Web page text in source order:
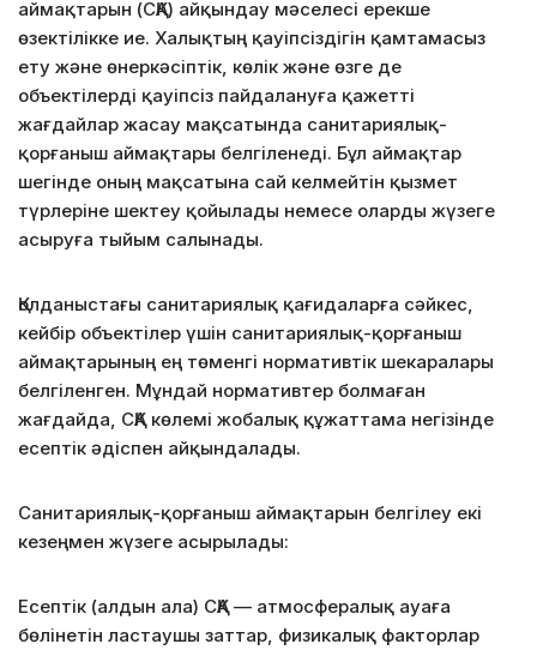
аймақтарын (СҚА) айқындау мәселесі ерекше
өзектілікке ие. Халықтың қауіпсіздігін қамтамасыз
ету және өнеркәсіптік, көлік және өзге де
объектілерді қауіпсіз пайдалануға қажетті
жағдайлар жасау мақсатында санитариялық-
қорғаныш аймақтары белгіленеді. Бұл аймақтар
шегінде оның мақсатына сай келмейтін қызмет
түрлеріне шектеу қойылады немесе оларды жүзеге
асыруға тыйым салынады.
Қолданыстағы санитариялық қағидаларға сәйкес,
кейбір объектілер үшін санитариялық-қорғаныш
аймақтарының ең төменгі нормативтік шекаралары
белгіленген. Мұндай нормативтер болмаған
жағдайда, СҚА көлемі жобалық құжаттама негізінде
есептік әдіспен айқындалады.
Санитариялық-қорғаныш аймақтарын белгілеу екі
кезеңмен жүзеге асырылады:
Есептік (алдын ала) СҚА — атмосфералық ауаға
бөлінетін ластаушы заттар, физикалық факторлар